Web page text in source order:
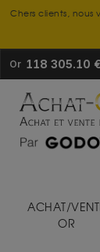
Chers clients,
Or 118 305.10 €
ACHAT/
OR